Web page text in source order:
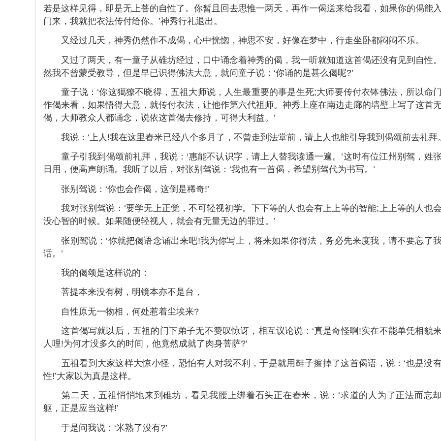
若是这样见得，即是无上菩的自性了。你暂且回去思惟一两天，再作一偈送来给我看，如果你的偈能
门来，我就把衣法传付给你。’神秀行礼退出。
又经过几天，神秀仍然作不成偈，心中恍惚，神思不安，好像在梦中，行走坐卧都闷闷不乐。
又过了两天，有一童子从碓坊经过，口中诵念着神秀的偈，我一听就知道这首偈还没有见到自性
然我不曾蒙受教导，但是早已识得佛法大意，就问童子说：‘你诵的是甚么偈呢?’
童子说：‘你这獦獠不晓得，五祖大师说，人生最重要的事是生死;大师要传付衣钵佛法，所以命
作偈来看，如果悟得大意，就传付衣法，让他作第六代祖师。神秀上座在南边走廊的墙壁上写了这首
偈，大师教众人都诵念，说依这首偈去修持，可得大利益。’
我说：‘上人!我在这里舂米已经八个多月了，不曾走到法堂前，请上人也能引导我到偈颂前去礼拜
童子引我到偈颂前礼拜，我说：‘惠能不认识字，请上人替我读通一遍。’这时有位江州别驾，姓
日用，便高声朗诵。我听了以后，对张别驾说：‘我也有一首偈，希望别驾代为书写。’
张别驾说：‘你也会作偈，这倒是稀奇!’
我对张别驾说：‘要学无上正觉，不可轻视初学。下下等的人也会有上上等的智能;上上等的人也
没心智的时候。如果随便轻视人，就会有无量无边的罪过。’
张别驾说：‘你就把偈语念诵出来吧!我为你写上，将来如果你得法，务必先来度我，请不要忘了
话。’
我的偈颂是这样说的：
菩提本来没有树，明镜本亦不是台，
自性原无一物相，何处惹着尘埃来?
这首偈写就以后，五祖的门下弟子无不赞叹惊讶，相互议论说：‘真是奇怪啊!实在不能单凭相貌
人哩!为何才没多久的时间，他竟然成就了肉身菩萨?’
五祖看到大家这样大惊小怪，恐怕有人对我不利，于是就用鞋子擦掉了这首偈语，说：‘也是没
性!’大家以为真是这样。
第二天，五祖悄悄地来到碓坊，看见我腰上绑着石头正在舂米，说：‘求道的人为了正法而忘
躯，正是应当这样!’
于是问我说：‘米熟了没有?’